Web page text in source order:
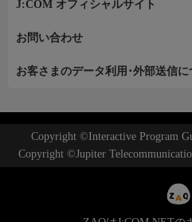
J:COM オフィシャルサイト
お問い合わせ
お客さまのデータ利用･外部送信に
Copyright ©Interactive Program
Copyright ©Jupiter